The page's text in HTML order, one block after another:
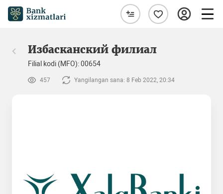
Избасканский филиал
Filial kodi (MFO): 00654
457 Yangilangan sana: 8 Feb 2022, 20:34